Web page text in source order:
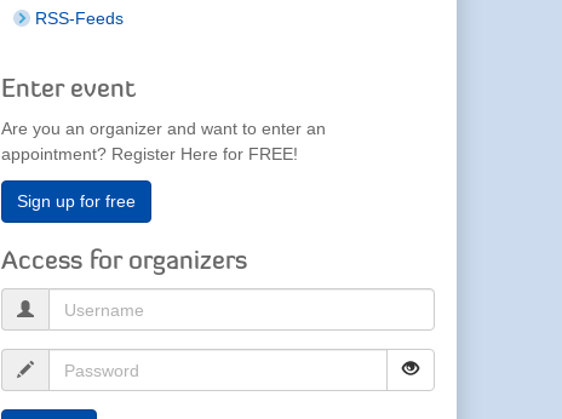
RSS-Feeds
Enter event
Are you an organizer and want to enter an
appointment? Register Here for FREE!
Sign up for free
Access for organizers